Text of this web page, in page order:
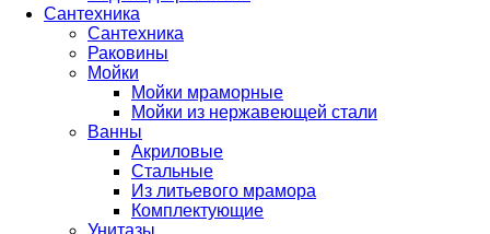
Сантехника
Сантехника
Раковины
Мойки
Мойки мраморные
Мойки из нержавеющей стали
Ванны
Акриловые
Стальные
Из литьевого мрамора
Комплектующие